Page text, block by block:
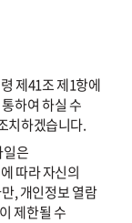
제41조 제1항에
하여 하실 수
치하겠습니다.
은
따라 자신의
, 개인정보 열람
제한될 수